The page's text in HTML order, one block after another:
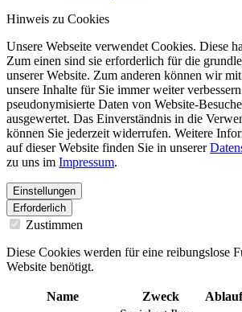
Hinweis zu Cookies
Unsere Webseite verwendet Cookies. Diese
Zum einen sind sie erforderlich für die
unserer Website. Zum anderen können wir
unsere Inhalte für Sie immer weiter
pseudonymisierte Daten von Website-
ausgewertet. Das Einverständnis in die
können Sie jederzeit widerrufen. Weitere
auf dieser Website finden Sie in unserer
zu uns im Impressum.
Einstellungen
Erforderlich
Zustimmen
Diese Cookies werden für eine reibungslose
Website benötigt.
Name Zweck Ablauf